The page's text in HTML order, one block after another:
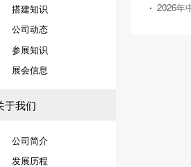
搭建知识
公司动态
参展知识
展会信息
于我们
公司简介
发展历程